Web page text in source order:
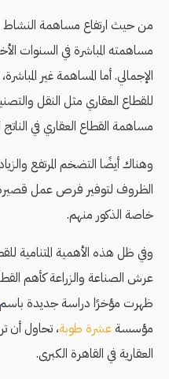
من حيث ارتفاع مساهمة النشاط
الإجمالي. أما المساهمة غير
للقطاع العقاري مثل النقل
مساهمة القطاع العقاري في الناتج
وهناك أيضًا التضخم المرتفع
الظروف لتوفير فرص عمل قصيرة
خاصة الذكور منهم.
وفي ظل هذه الأهمية المتنامية
عرش الصناعة والزراعة كأهم
ظهرت مؤخرًا دراسة جديدة باسم
مؤسسة عشرة طوبة، تحاول أن
العقارية في القاهرة الكبرى.